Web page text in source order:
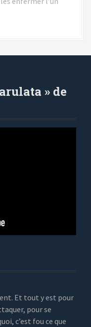
» de
Et tout y est pour
pour se
c’est fou ce que